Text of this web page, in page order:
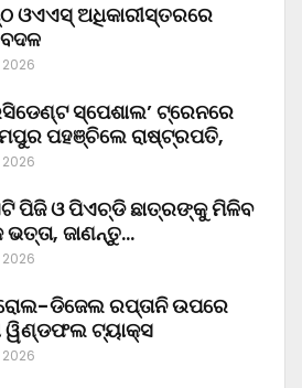
ଓଏଏସ୍‌ ଅଧିକାରୀସ୍ତରରେ
ସ୍ପେଶାଲ’ ଟ୍ରେନରେ
ପହଞ୍ଚିଲେ ରାଷ୍ଟ୍ରପତି,
ପିଜି ଓ ପିଏଚ୍‌ଡି ଛାତ୍ରଙ୍କୁ ମିଳିବ
ଭତ୍ତା, ଜାଣନ୍ତୁ…
ଡିଜେଲ ରପ୍ତାନି ଉପରେ
ୱିଣ୍ଡଫଲ ଟ୍ୟାକ୍ସ